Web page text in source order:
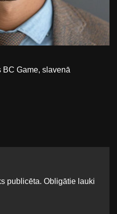
BC Game, slavenā
publicēta. Obligātie lauki